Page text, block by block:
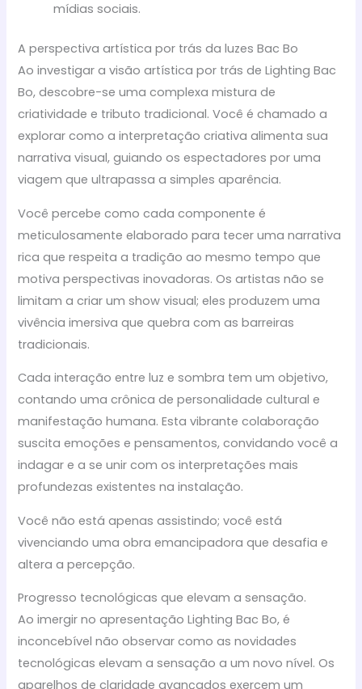
mídias sociais.
A perspectiva artística por trás da luzes Bac Bo
Ao investigar a visão artística por trás de Lighting Bac
Bo, descobre-se uma complexa mistura de
criatividade e tributo tradicional. Você é chamado a
explorar como a interpretação criativa alimenta sua
narrativa visual, guiando os espectadores por uma
viagem que ultrapassa a simples aparência.
Você percebe como cada componente é
meticulosamente elaborado para tecer uma narrativa
rica que respeita a tradição ao mesmo tempo que
motiva perspectivas inovadoras. Os artistas não se
limitam a criar um show visual; eles produzem uma
vivência imersiva que quebra com as barreiras
tradicionais.
Cada interação entre luz e sombra tem um objetivo,
contando uma crônica de personalidade cultural e
manifestação humana. Esta vibrante colaboração
suscita emoções e pensamentos, convidando você a
indagar e a se unir com os interpretações mais
profundezas existentes na instalação.
Você não está apenas assistindo; você está
vivenciando uma obra emancipadora que desafia e
altera a percepção.
Progresso tecnológicas que elevam a sensação.
Ao imergir no apresentação Lighting Bac Bo, é
inconcebível não observar como as novidades
tecnológicas elevam a sensação a um novo nível. Os
aparelhos de claridade avançados exercem um